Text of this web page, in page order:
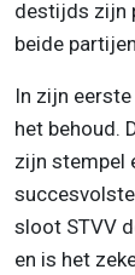
destijds zijn
beide
In zijn
het behoud.
zijn stempel
sloot STVV
en is het